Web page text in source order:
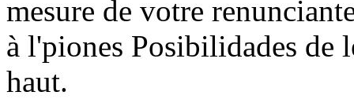
mesure de votre
à l'piones Posibilidades de
haut.